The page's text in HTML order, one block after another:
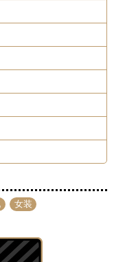
女装